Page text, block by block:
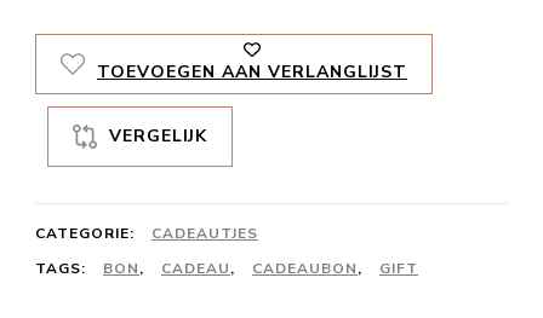
aantal
TOEVOEGEN AAN VERLANGLIJST
VERGELIJK
CATEGORIE:
CADEAUTJES
TAGS:
BON, CADEAU, CADEAUBON, GIFT